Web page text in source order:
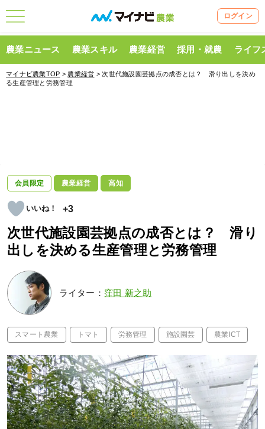
ログイン
農業ニュース 農業スキル 農業経営 採用・就農 ライフ
マイナビ農業TOP > 農業経営 > 次世代施設園芸拠点の成否とは？ 滑り出しを決め
る生産管理と労務管理
会員限定 農業経営 高知
+3
次世代施設園芸拠点の成否とは？ 滑り
出しを決める生産管理と労務管理
ライター： 窪田 新之助
スマート農業 トマト 労務管理 施設園芸 農業ICT